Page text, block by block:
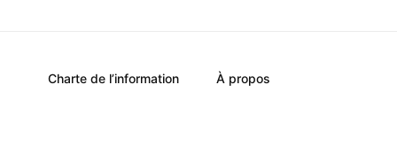
Charte de l’information À propos